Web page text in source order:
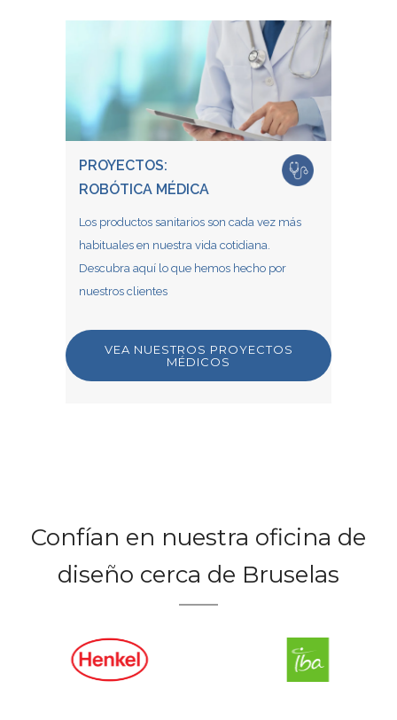
PROYECTOS:
ROBÓTICA MÉDICA
Los productos sanitarios son cada vez más
habituales en nuestra vida cotidiana.
Descubra aquí lo que hemos hecho por
nuestros clientes
VEA NUESTROS PROYECTOS
MÉDICOS
Confían en nuestra oficina de
diseño cerca de Bruselas